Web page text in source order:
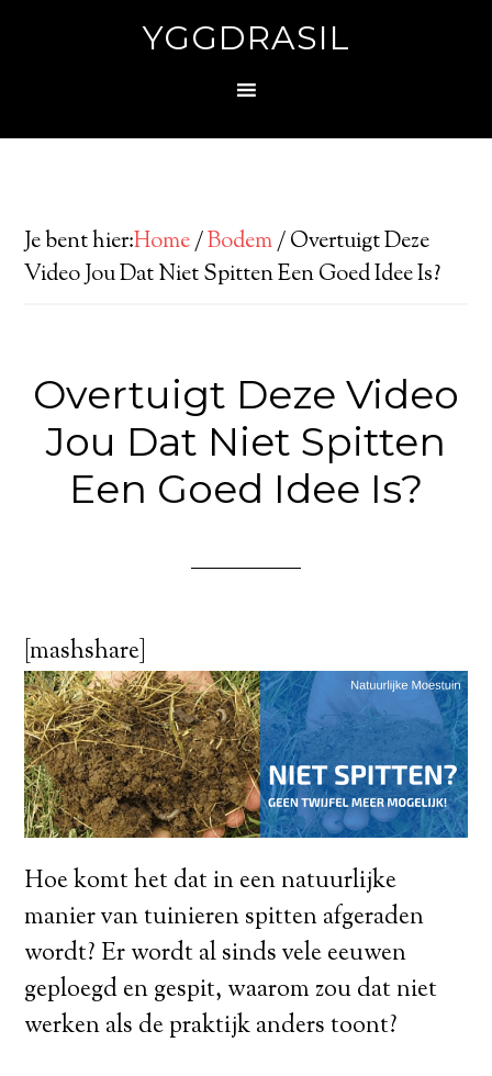
YGGDRASIL
Je bent hier:Home/Bodem/Overtuigt Deze
Video Jou Dat Niet Spitten Een Goed Idee Is?
Overtuigt Deze Video
Jou Dat Niet Spitten
Een Goed Idee Is?
[mashshare]
Hoe komt het dat in een natuurlijke
manier van tuinieren spitten afgeraden
wordt? Er wordt al sinds vele eeuwen
geploegd en gespit, waarom zou dat niet
werken als de praktijk anders toont?